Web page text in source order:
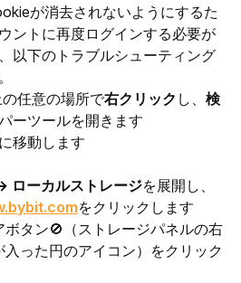
が消去されないようにするた
ントに再度ログインする必要が
以下のトラブルシューティング
任意の場所で右クリック し、 検
ーツールを開きます
移動します
ローカルストレージを展開し、
をクリックします
ボタン🚫（ストレージパネルの右
入った円のアイコン）をクリック